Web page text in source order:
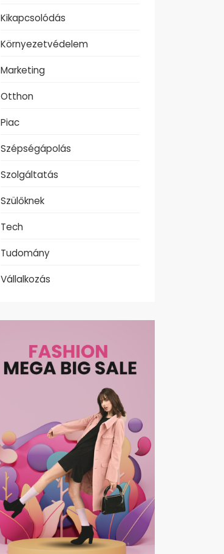
Kikapcsolódás
Környezetvédelem
Marketing
Otthon
Piac
Szépségápolás
Szolgáltatás
Szülőknek
Tech
Tudomány
Vállalkozás